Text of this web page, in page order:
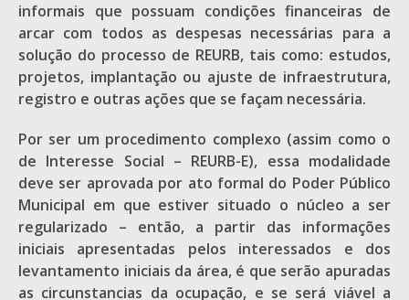
informais que possuam condições financeiras de
arcar com todos as despesas necessárias para a
solução do processo de REURB, tais como: estudos,
projetos, implantação ou ajuste de infraestrutura,
registro e outras ações que se façam necessária.
Por ser um procedimento complexo (assim como o
de Interesse Social – REURB-E), essa modalidade
deve ser aprovada por ato formal do Poder Público
Municipal em que estiver situado o núcleo a ser
regularizado – então, a partir das informações
iniciais apresentadas pelos interessados e dos
levantamento iniciais da área, é que serão apuradas
as circunstancias da ocupação, e se será viável a